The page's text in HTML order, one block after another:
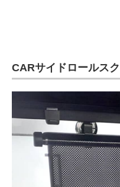
CARサイドロールス